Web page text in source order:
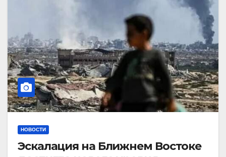
НОВОСТИ
Эскалация на Ближнем Востоке